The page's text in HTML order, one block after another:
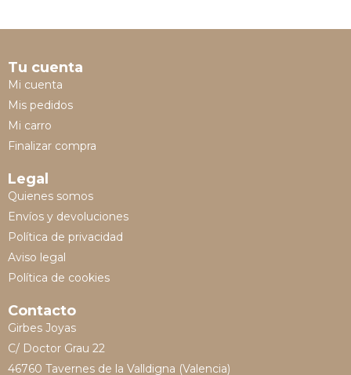
Tu cuenta
Mi cuenta
Mis pedidos
Mi carro
Finalizar compra
Legal
Quienes somos
Envíos y devoluciones
Política de privacidad
Aviso legal
Política de cookies
Contacto
Girbes Joyas
C/ Doctor Grau 22
46760 Tavernes de la Valldigna (Valencia)